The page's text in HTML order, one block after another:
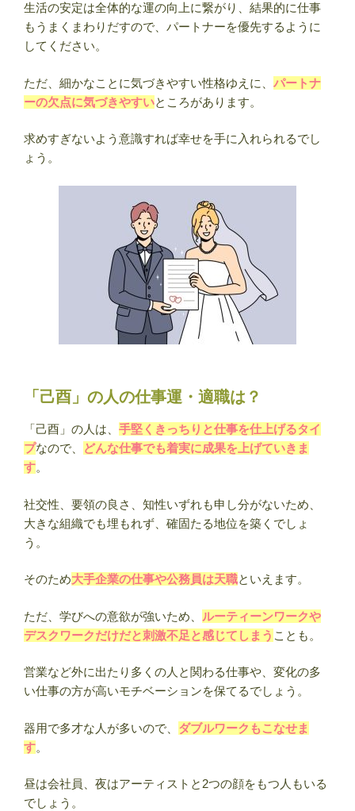
生活の安定は全体的な運の向上に繋がり、結果的に仕事
もうまくまわりだすので、パートナーを優先するように
してください。
ただ、細かなことに気づきやすい性格ゆえに、 パートナ
ーの欠点に気づきやすいところがあります。
求めすぎないよう意識すれば幸せを手に入れられるでし
ょう。
「己酉」の人の仕事運・適職は？
「己酉」の人は、 手堅くきっちりと仕事を仕上げるタイ
プなので、
どんな仕事でも着実に成果を上げていきま
す。
社交性、要領の良さ、知性いずれも申し分がないため、
大きな組織でも埋もれず、確固たる地位を築くでしょ
う。
そのため大手企業の仕事や公務員は天職といえます。
ただ、学びへの意欲が強いため、 ルーティーンワークや
デスクワークだけだと刺激不足と感じてしまう ことも。
営業など外に出たり多くの人と関わる仕事や、変化の多
い仕事の方が高いモチベーションを保てるでしょう。
器用で多才な人が多いので、 ダブルワークもこなせま
す。
昼は会社員、夜はアーティストと2つの顔をもつ人もいる
でしょう。